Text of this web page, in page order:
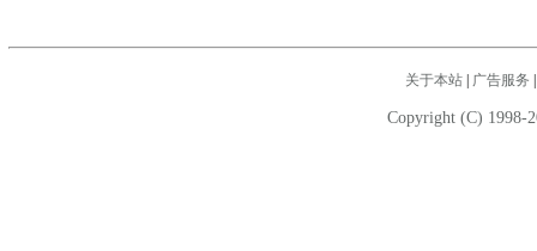
关于本站| 广告服务
Copyright (C) 1998-